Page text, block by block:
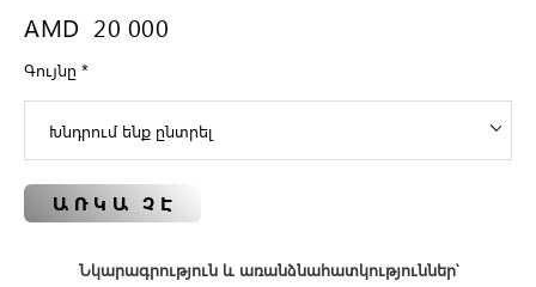
AMD 20 000
Գույնը *
ԱՌԿԱ ՉԷ
Նկարագրություն և առանձնահատկություններ՝